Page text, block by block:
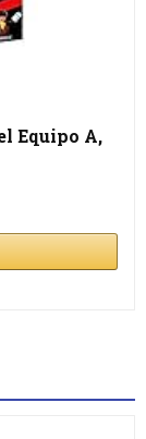
Equipo A,